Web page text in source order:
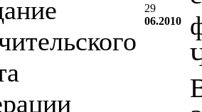
29
06.2010